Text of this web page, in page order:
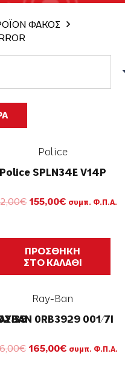
ΦΑΚΟΣ
Police
Police SPLN34E V14P
€ Original
222,00€.
155,00€ Η
είναι:
155,00€.
συμπ. Φ.Π.Α.
ΠΡΟΣΘΗΚΗ
ΣΤΟ ΚΑΛΑΘΙ
39
Ray-Ban
0RB3929 001/7I
€ Original
165,00€Ησυμπ. Φ.Π.Α.